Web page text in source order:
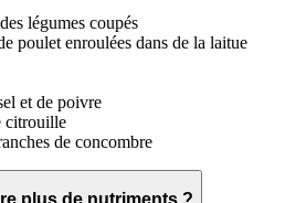
légumes coupés
poulet enroulées dans de la laitue
et de poivre
citrouille
de concombre